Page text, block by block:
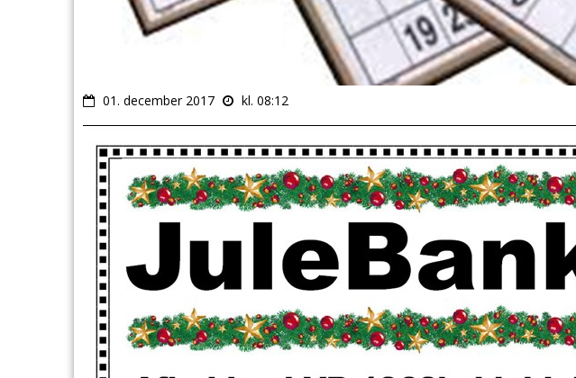
01. december 2017 kl. 08:12